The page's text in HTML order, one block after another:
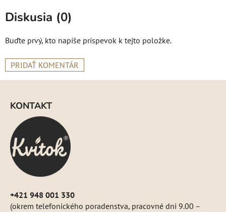
Diskusia (0)
Buďte prvý, kto napíše príspevok k tejto položke.
PRIDAŤ KOMENTÁR
KONTAKT
+421 948 001 330
(okrem telefonického poradenstva, pracovné dni 9.00 –